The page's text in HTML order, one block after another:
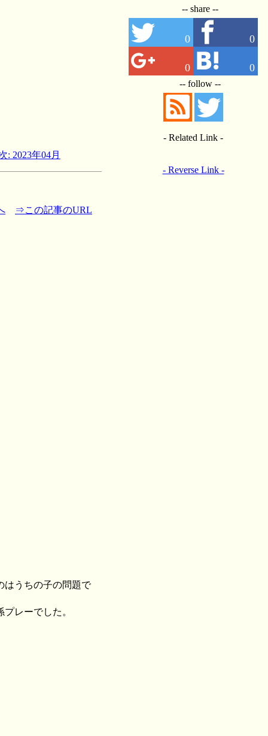
: 2023年04月
⇒この記事のURL
はうちの子の問題で
レーでした。
-- share --
0 0
0 0
-- follow --
- Related Link -
- Reverse Link -